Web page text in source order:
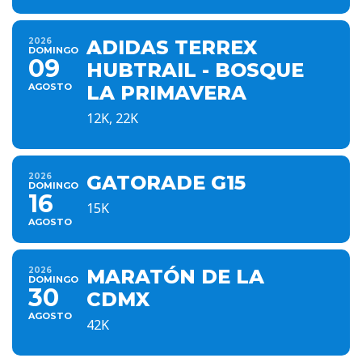
2026
DOMINGO
09
AGOSTO
ADIDAS TERREX
HUBTRAIL - BOSQUE
LA PRIMAVERA
12K, 22K
2026
DOMINGO
16
AGOSTO
GATORADE G15
15K
2026
DOMINGO
30
AGOSTO
MARATÓN DE LA
CDMX
42K